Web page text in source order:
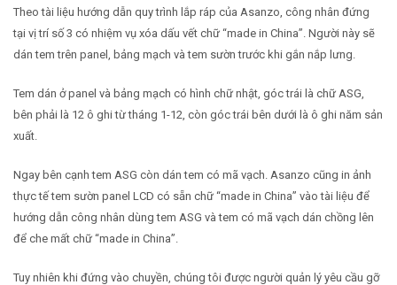
Theo tài liệu hướng dẫn quy trình lắp ráp của Asanzo, công nhân đứng
tại vị trí số 3 có nhiệm vụ xóa dấu vết chữ “made in China”. Người này sẽ
dán tem trên panel, bảng mạch và tem sườn trước khi gắn nắp lưng.
Tem dán ở panel và bảng mạch có hình chữ nhật, góc trái là chữ ASG,
bên phải là 12 ô ghi từ tháng 1-12, còn góc trái bên dưới là ô ghi năm sản
xuất.
Ngay bên cạnh tem ASG còn dán tem có mã vạch. Asanzo cũng in ảnh
thực tế tem sườn panel LCD có sẵn chữ “made in China” vào tài liệu để
hướng dẫn công nhân dùng tem ASG và tem có mã vạch dán chồng lên
để che mất chữ “made in China”.
Tuy nhiên khi đứng vào chuyền, chúng tôi được người quản lý yêu cầu gỡ